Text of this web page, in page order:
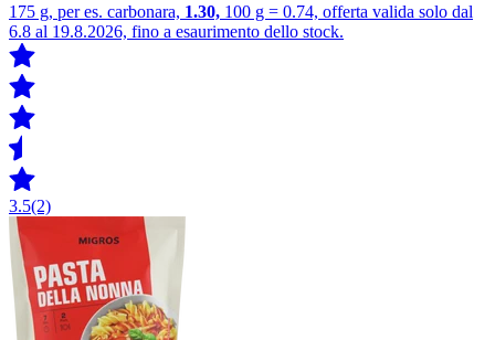
175 g, per es. carbonara, 1.30, 100 g = 0.74, offerta valida solo dal
6.8 al 19.8.2026, fino a esaurimento dello stock.
3.5(2)